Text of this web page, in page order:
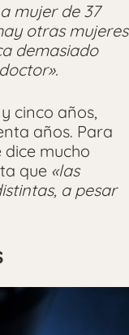
mujer de 37
otras mujeres
demasiado
cinco años,
años. Para
mucho
que «las
a pesar